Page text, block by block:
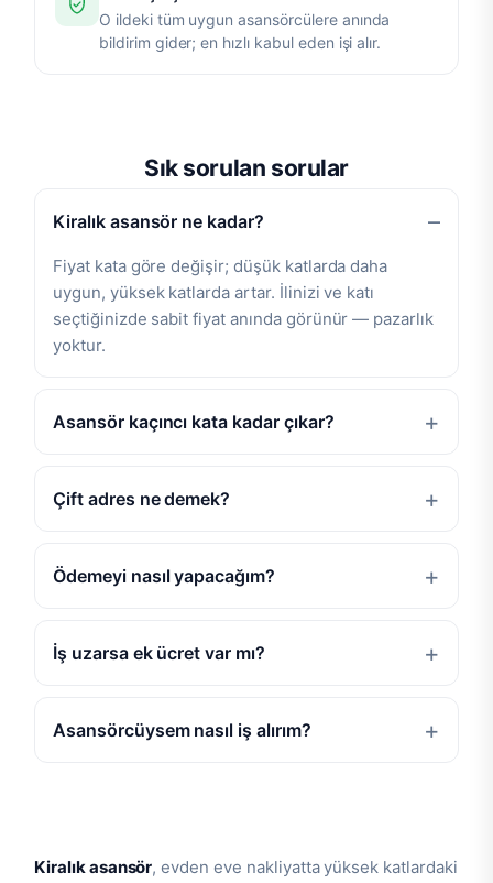
O ildeki tüm uygun asansörcülere anında
bildirim gider; en hızlı kabul eden işi alır.
Sık sorulan sorular
Kiralık asansör ne kadar?
Fiyat kata göre değişir; düşük katlarda daha
uygun, yüksek katlarda artar. İlinizi ve katı
seçtiğinizde sabit fiyat anında görünür — pazarlık
yoktur.
Asansör kaçıncı kata kadar çıkar?
Çift adres ne demek?
Ödemeyi nasıl yapacağım?
İş uzarsa ek ücret var mı?
Asansörcüysem nasıl iş alırım?
Kiralık asansör, evden eve nakliyatta yüksek katlardaki